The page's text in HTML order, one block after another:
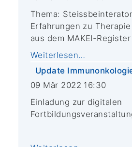
Thema:
Erfahrungen zu
aus dem MAKEI-Register
Weiterlesen…
Update
09 Mär 2022 16:30
Einladung zur digitalen